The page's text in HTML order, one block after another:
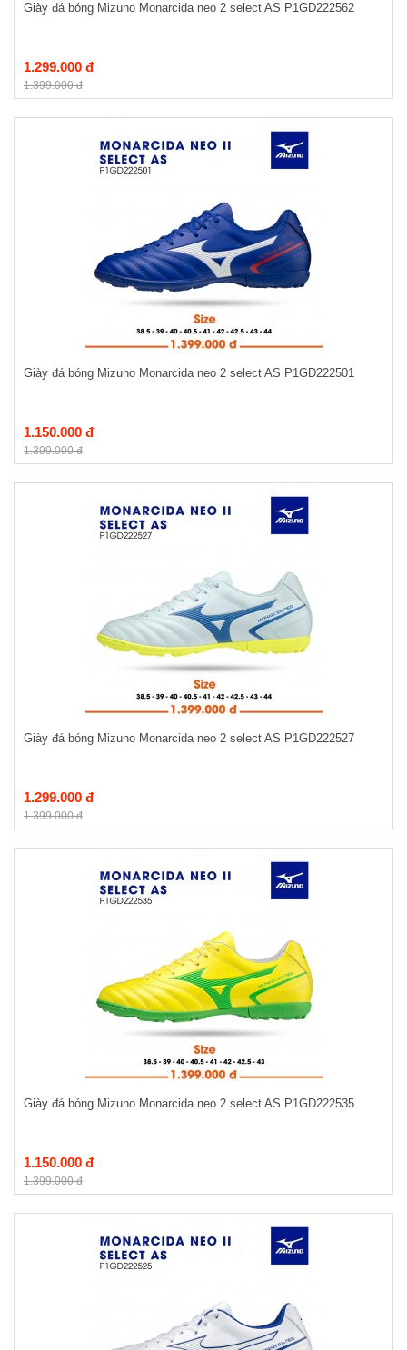
Giày đá bóng Mizuno Monarcida neo 2 select AS P1GD222562
1.299.000 đ
1.399.000 đ
Giày đá bóng Mizuno Monarcida neo 2 select AS P1GD222501
1.150.000 đ
1.399.000 đ
Giày đá bóng Mizuno Monarcida neo 2 select AS P1GD222527
1.299.000 đ
1.399.000 đ
Giày đá bóng Mizuno Monarcida neo 2 select AS P1GD222535
1.150.000 đ
1.399.000 đ